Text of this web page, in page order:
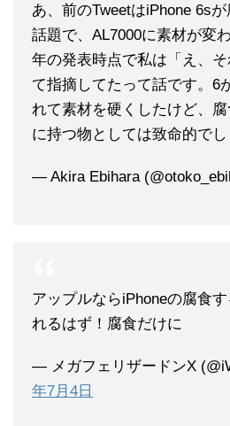
あ、前のTweetはiPhone 6s
話題で、AL7000に素材が変
年の発表時点で私は「え、そ
て指摘してたって話です。6
れて素材を硬くしたけど、
に持つ物としては致命的で
— Akira Ebihara
アップルならiPhoneの腐食
れるはず！腐食だけに
— メガフェリザードンX
年7月4日